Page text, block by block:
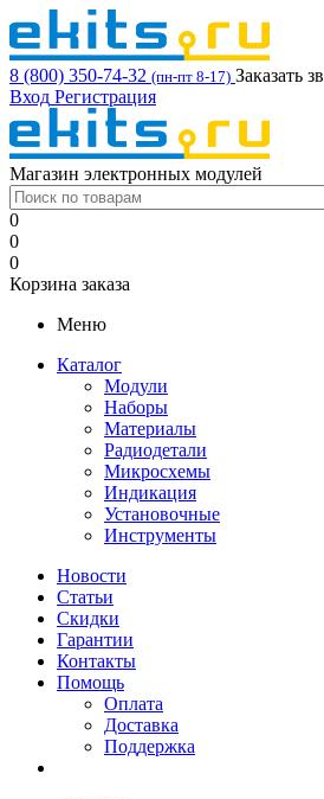
8 (800) 350-74-32 (пн-пт 8-17) Заказать
Вход Регистрация
Магазин электронных модулей
0
0
0
Корзина заказа
Меню
Каталог
Модули
Наборы
Материалы
Радиодетали
Микросхемы
Индикация
Установочные
Инструменты
Новости
Статьи
Скидки
Гарантии
Контакты
Помощь
Оплата
Доставка
Поддержка